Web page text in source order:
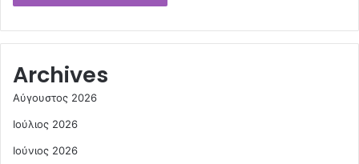
Archives
Αύγουστος 2026
Ιούλιος 2026
Ιούνιος 2026